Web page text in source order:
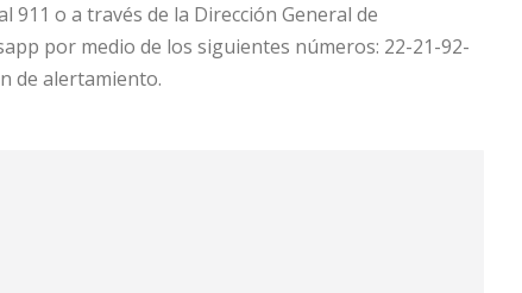
911 o a través de la Dirección General de
por medio de los siguientes números: 22-21-92-
de alertamiento.